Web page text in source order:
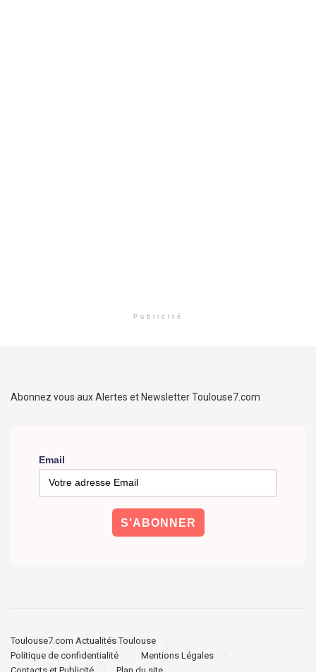
Publicité
Abonnez vous aux Alertes et Newsletter Toulouse7.com
Email
Toulouse7.com Actualités Toulouse
Politique de confidentialité
Mentions Légales